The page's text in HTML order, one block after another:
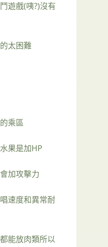
遊戲(咦?)沒有
太困難
乘區
果是加HP
加攻擊力
速度和異常耐
能放肉類所以